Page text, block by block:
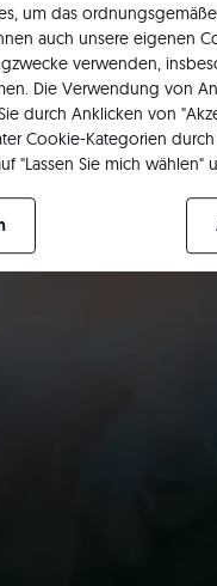
um das
auch unsere eigenen
verwenden,
Die Verwendung von
durch Anklicken von
Cookie-Kategorien
"Lassen Sie mich wählen"